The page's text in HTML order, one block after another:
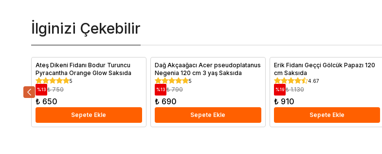
İlginizi Çekebilir
Ateş Dikeni Fidanı Bodur Turuncu
Pyracantha Orange Glow Saksıda
5
%13 ₺ 750
₺ 650
Sepete Ekle
Dağ Akçaağacı Acer pseudoplatanus
Negenia 120 cm 3 yaş Saksıda
5
%13 ₺ 790
₺ 690
Sepete Ekle
Erik Fidanı Geççi Gölcük Papazı 120
cm Saksıda
4.67
%19 ₺ 1.130
₺ 910
Sepete Ekle